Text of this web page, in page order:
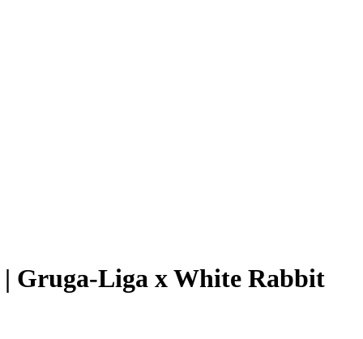
Gruga-Liga x White Rabbit